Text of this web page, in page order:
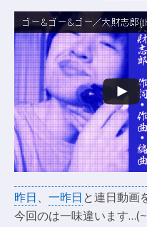
昨日、 一昨日と連日動画
今回のは一味違います